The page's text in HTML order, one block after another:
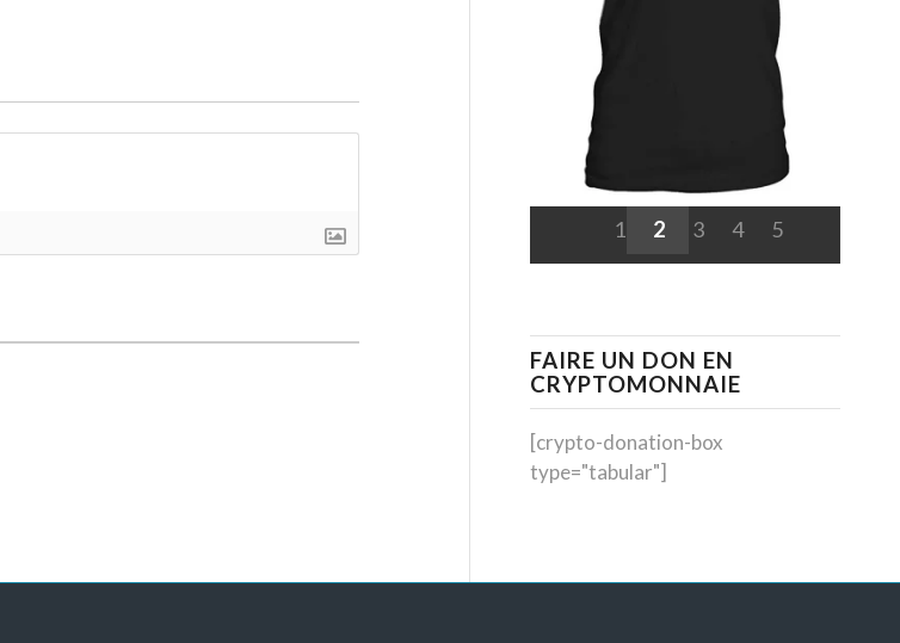
1 2 3 4 5
FAIRE UN DON EN
CRYPTOMONNAIE
[crypto-donation-box
type="tabular"]